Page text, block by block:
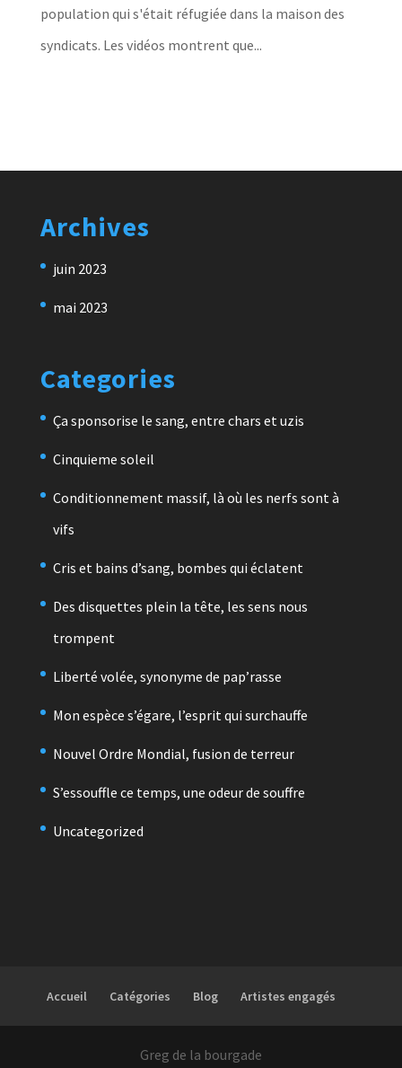
population qui s'était réfugiée dans la maison des
syndicats. Les vidéos montrent que...
Archives
juin 2023
mai 2023
Categories
Ça sponsorise le sang, entre chars et uzis
Cinquieme soleil
Conditionnement massif, là où les nerfs sont à
vifs
Cris et bains d’sang, bombes qui éclatent
Des disquettes plein la tête, les sens nous
trompent
Liberté volée, synonyme de pap’rasse
Mon espèce s’égare, l’esprit qui surchauffe
Nouvel Ordre Mondial, fusion de terreur
S’essouffle ce temps, une odeur de souffre
Uncategorized
Accueil Catégories Blog Artistes engagés
Greg de la bourgade